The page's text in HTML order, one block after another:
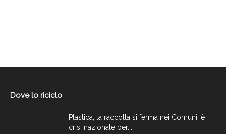
Dove lo riciclo
Plastica, la raccolta si ferma nei Comuni: è
crisi nazionale per...